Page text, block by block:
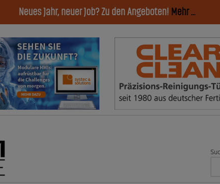
Neues Jahr, neuer Job? Zu den Angeboten! Mehr ...